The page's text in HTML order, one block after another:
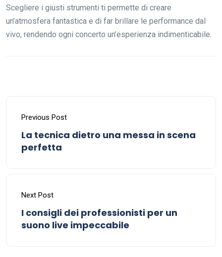
Scegliere i giusti strumenti ti permette di creare
un’atmosfera fantastica e di far brillare le performance dal
vivo, rendendo ogni concerto un’esperienza indimenticabile.
Previous Post
La tecnica dietro una messa in scena
perfetta
Next Post
I consigli dei professionisti per un
suono live impeccabile